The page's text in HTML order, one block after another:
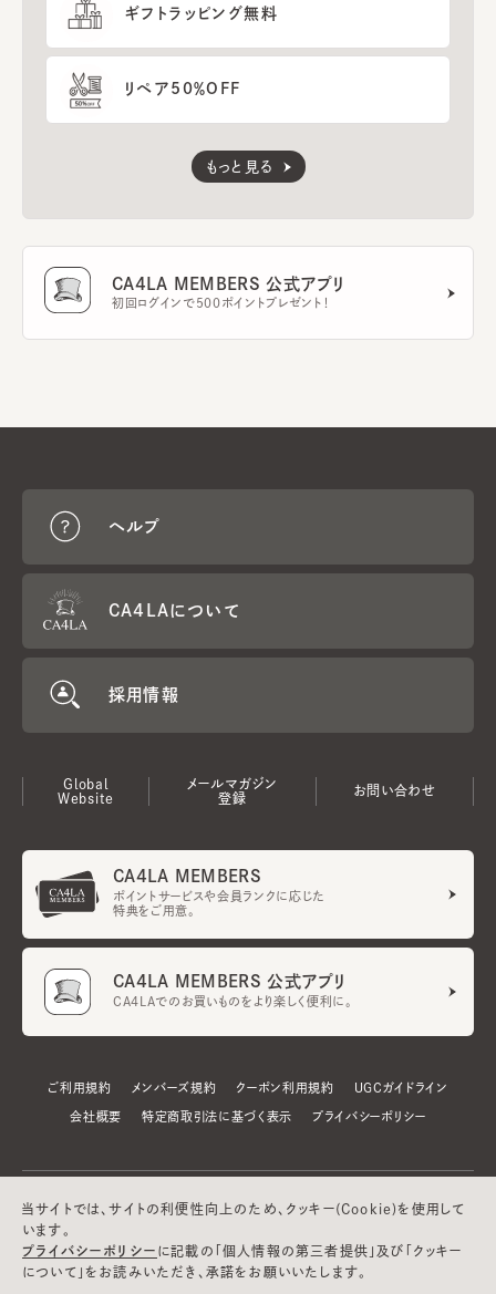
ギフトラッピング無料
リペア50％OFF
もっと見る
CA4LA MEMBERS 公式アプリ
初回ログインで500ポイントプレゼント！
ヘルプ
CA4LAについて
採用情報
Global
Website
メールマガジン
登録
お問い合わせ
CA4LA MEMBERS
ポイントサービスや会員ランクに応じた
特典をご用意。
CA4LA MEMBERS 公式アプリ
CA4LAでのお買いものをより楽しく便利に。
ご利用規約 メンバーズ規約 クーポン利用規約 UGCガイドライン
会社概要 特定商取引法に基づく表示 プライバシーポリシー
当サイトでは、サイトの利便性向上のため、クッキー(Cookie)を使用して
います。
プライバシーポリシー に記載の「個人情報の第三者提供」及び「クッキー
について」をお読みいただき、承諾をお願いいたします。